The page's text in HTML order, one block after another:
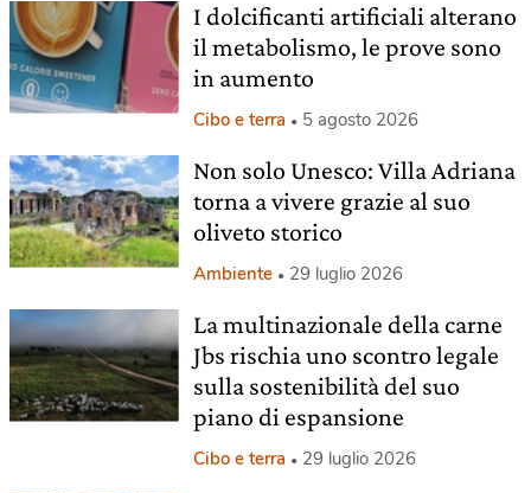
I dolcificanti artificiali alterano
il metabolismo, le prove sono
in aumento
Cibo e terra 5 agosto 2026
Non solo Unesco: Villa Adriana
torna a vivere grazie al suo
oliveto storico
Ambiente 29 luglio 2026
La multinazionale della carne
Jbs rischia uno scontro legale
sulla sostenibilità del suo
piano di espansione
Cibo e terra 29 luglio 2026